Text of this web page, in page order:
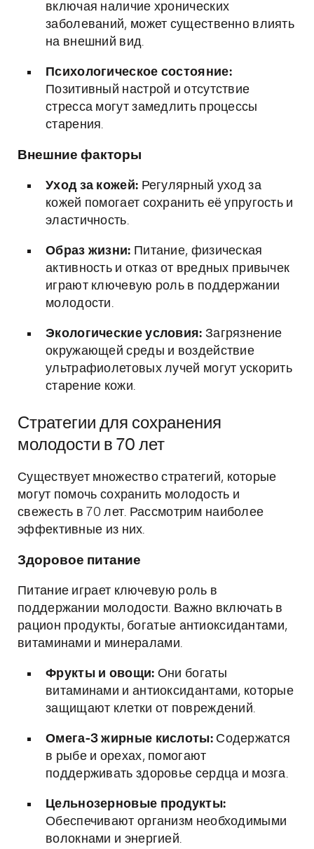
включая наличие хронических
заболеваний, может существенно влиять
на внешний вид.
Психологическое состояние:
Позитивный настрой и отсутствие
стресса могут замедлить процессы
старения.
Внешние факторы
Уход за кожей: Регулярный уход за
кожей помогает сохранить её упругость и
эластичность.
Образ жизни: Питание, физическая
активность и отказ от вредных привычек
играют ключевую роль в поддержании
молодости.
Экологические условия: Загрязнение
окружающей среды и воздействие
ультрафиолетовых лучей могут ускорить
старение кожи.
Стратегии для сохранения
молодости в 70 лет
Существует множество стратегий, которые
могут помочь сохранить молодость и
свежесть в 70 лет. Рассмотрим наиболее
эффективные из них.
Здоровое питание
Питание играет ключевую роль в
поддержании молодости. Важно включать в
рацион продукты, богатые антиоксидантами,
витаминами и минералами.
Фрукты и овощи: Они богаты
витаминами и антиоксидантами, которые
защищают клетки от повреждений.
Омега-3 жирные кислоты:Содержатся
в рыбе и орехах, помогают
поддерживать здоровье сердца и мозга.
Цельнозерновые продукты:
Обеспечивают организм необходимыми
волокнами и энергией.